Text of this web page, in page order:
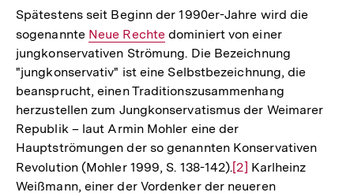
Spätestens seit Beginn der 1990er-Jahre wird die
sogenannte Interner
Link:
Neue Rechte dominiert von einer
jungkonservativen Strömung. Die Bezeichnung
"jungkonservativ" ist eine Selbstbezeichnung, die
beansprucht, einen Traditionszusammenhang
herzustellen zum Jungkonservatismus der Weimarer
Republik – laut Armin Mohler eine der
Hauptströmungen der so genannten Konservativen
Revolution (Mohler 1999, S. 138-142).Zur
Auflösung
[2] Karlheinz
Weißmann, einer der Vordenker der neueren